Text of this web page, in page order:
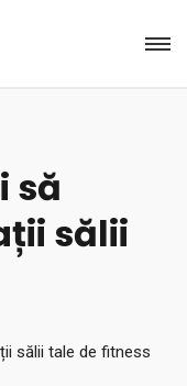
să
sălii
sălii tale de fitness